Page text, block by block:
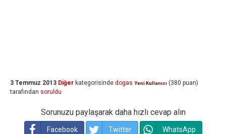
3 Temmuz 2013 Diğer kategorisinde dogas Yeni Kullanıcı (380 puan)
tarafından soruldu
Sorunuzu paylaşarak daha hızlı cevap alın
Facebook Twitter WhatsApp